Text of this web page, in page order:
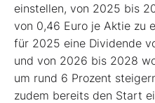
einstellen, von 2025 bis
von 0,46 Euro je Aktie zu
für 2025 eine Dividende
und von 2026 bis 2028
um rund 6 Prozent
zudem bereits den Start